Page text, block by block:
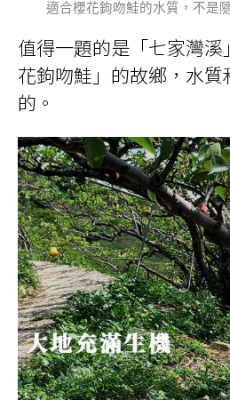
適合櫻花鉤吻鮭的水質，不是
值得一題的是「七家灣
花鉤吻鮭」的故鄉，水
的。